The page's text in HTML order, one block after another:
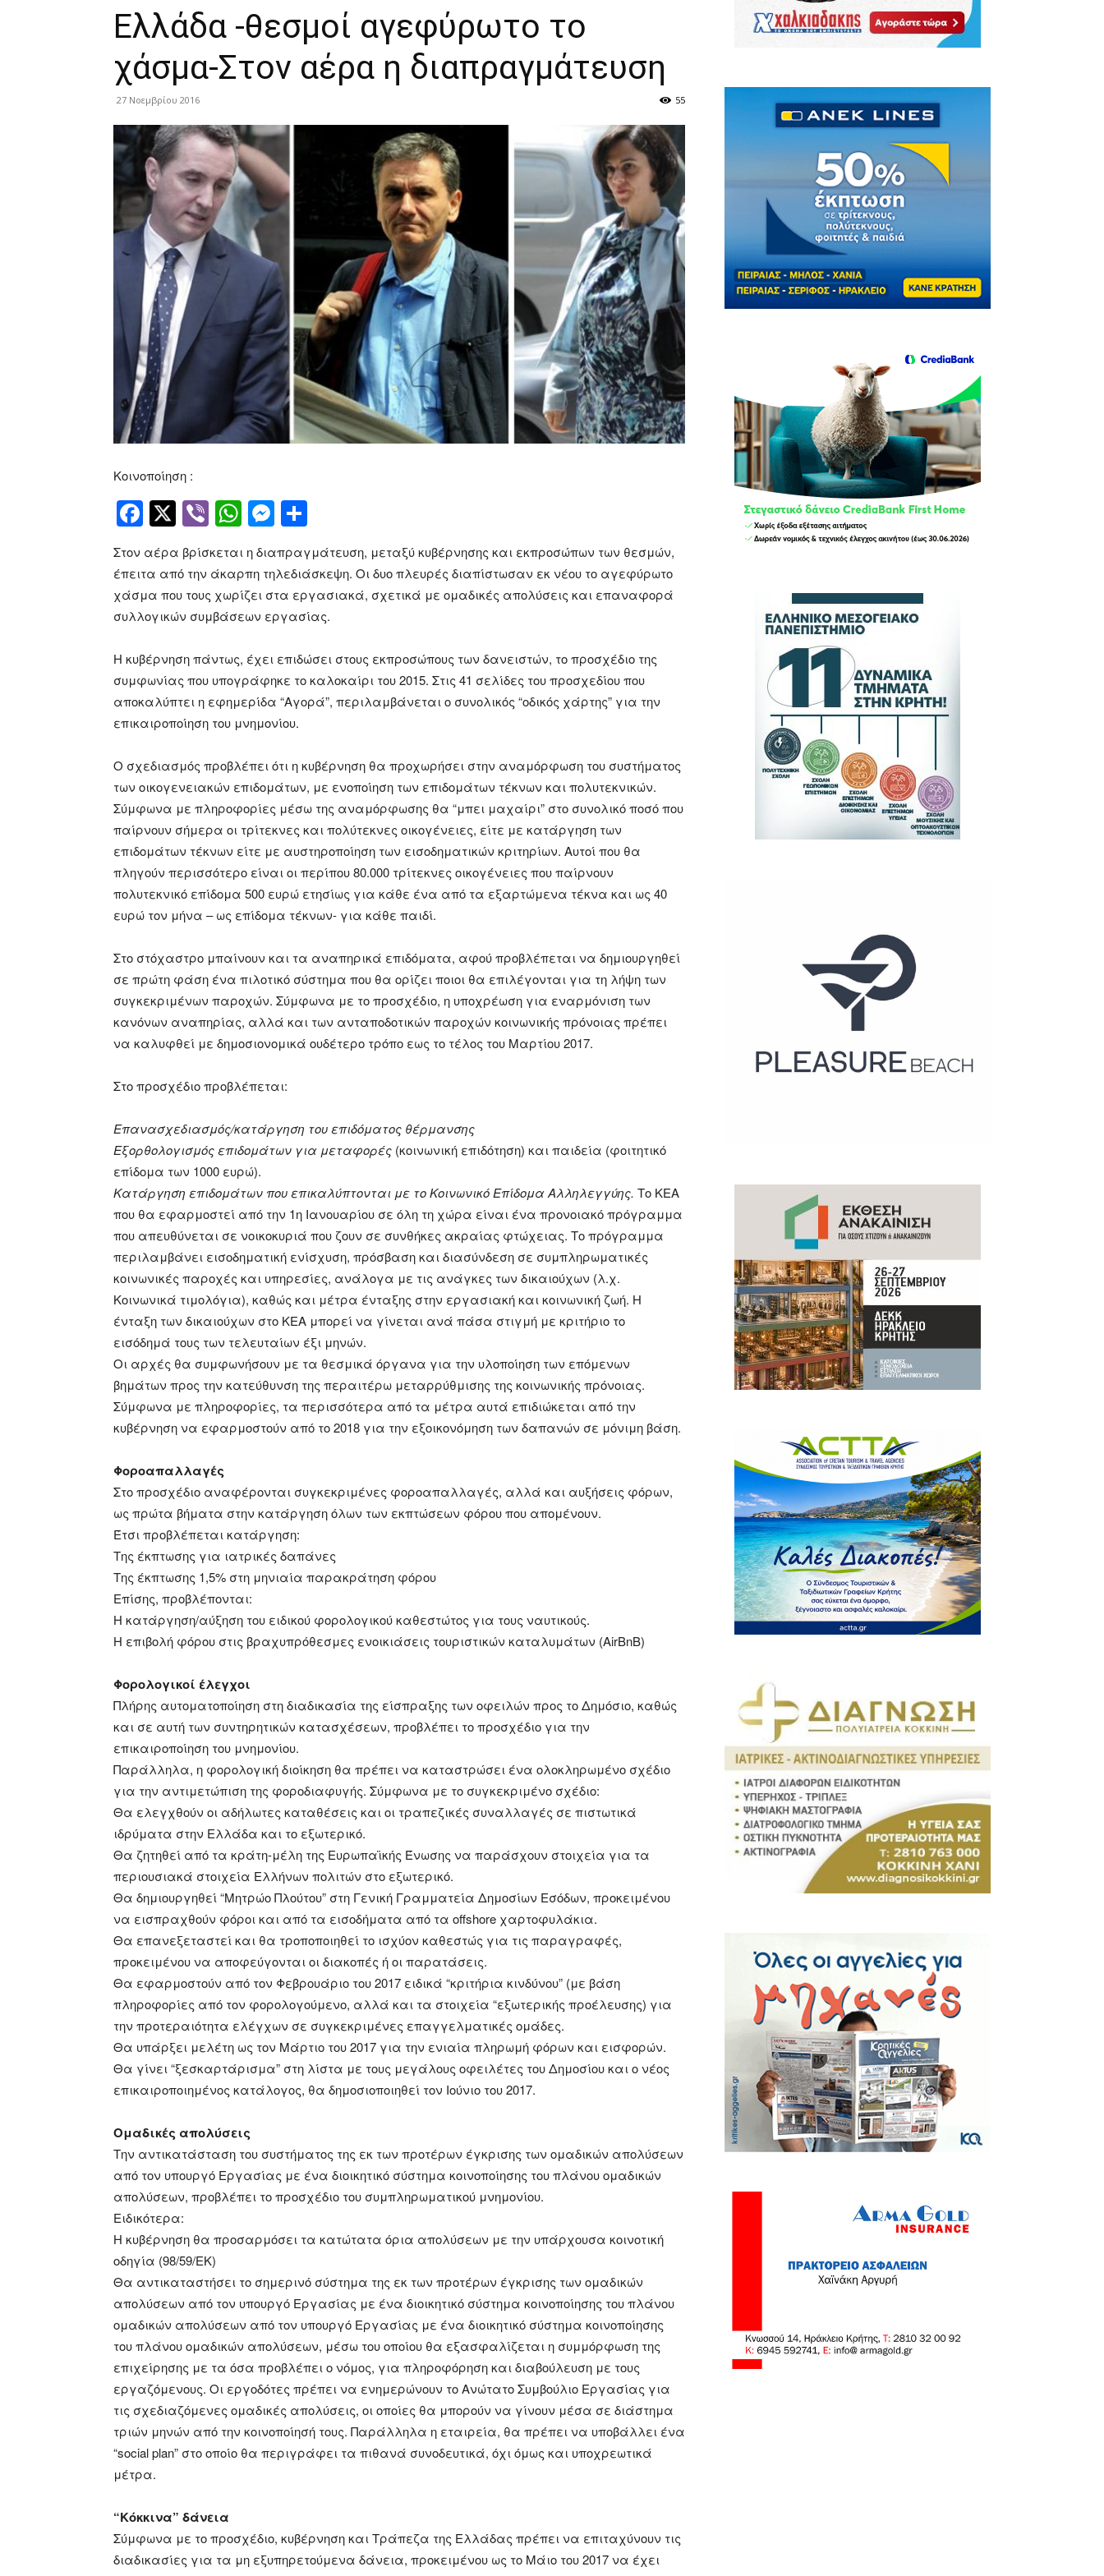
Ελλάδα -θεσμοί αγεφύρωτο το
χάσμα-Στον αέρα η διαπραγμάτευση
27 Νοεμβρίου 2016 55
Κοινοποίηση :
Facebook
Twitter
ViberWhatsApp
Messenger
Στον αέρα βρίσκεται η διαπραγμάτευση, μεταξύ κυβέρνησης και εκπροσώπων των θεσμών,
έπειτα από την άκαρπη τηλεδιάσκεψη. Οι δυο πλευρές διαπίστωσαν εκ νέου το αγεφύρωτο
χάσμα που τους χωρίζει στα εργασιακά, σχετικά με ομαδικές απολύσεις και επαναφορά
συλλογικών συμβάσεων εργασίας.
Η κυβέρνηση πάντως, έχει επιδώσει στους εκπροσώπους των δανειστών, το προσχέδιο της
συμφωνίας που υπογράφηκε το καλοκαίρι του 2015. Στις 41 σελίδες του προσχεδίου που
αποκαλύπτει η εφημερίδα “Αγορά”, περιλαμβάνεται ο συνολικός “οδικός χάρτης” για την
επικαιροποίηση του μνημονίου.
Ο σχεδιασμός προβλέπει ότι η κυβέρνηση θα προχωρήσει στην αναμόρφωση του συστήματος
των οικογενειακών επιδομάτων, με ενοποίηση των επιδομάτων τέκνων και πολυτεκνικών.
Σύμφωνα με πληροφορίες μέσω της αναμόρφωσης θα “μπει μαχαίρι” στο συνολικό ποσό που
παίρνουν σήμερα οι τρίτεκνες και πολύτεκνες οικογένειες, είτε με κατάργηση των
επιδομάτων τέκνων είτε με αυστηροποίηση των εισοδηματικών κριτηρίων. Αυτοί που θα
πληγούν περισσότερο είναι οι περίπου 80.000 τρίτεκνες οικογένειες που παίρνουν
πολυτεκνικό επίδομα 500 ευρώ ετησίως για κάθε ένα από τα εξαρτώμενα τέκνα και ως 40
ευρώ τον μήνα – ως επίδομα τέκνων- για κάθε παιδί.
Στο στόχαστρο μπαίνουν και τα αναπηρικά επιδόματα, αφού προβλέπεται να δημιουργηθεί
σε πρώτη φάση ένα πιλοτικό σύστημα που θα ορίζει ποιοι θα επιλέγονται για τη λήψη των
συγκεκριμένων παροχών. Σύμφωνα με το προσχέδιο, η υποχρέωση για εναρμόνιση των
κανόνων αναπηρίας, αλλά και των ανταποδοτικών παροχών κοινωνικής πρόνοιας πρέπει
να καλυφθεί με δημοσιονομικά ουδέτερο τρόπο εως το τέλος του Μαρτίου 2017.
Στο προσχέδιο προβλέπεται:
Επανασχεδιασμός/κατάργηση του επιδόματος θέρμανσης
Εξορθολογισμός επιδομάτων για μεταφορές (κοινωνική επιδότηση) και παιδεία (φοιτητικό
επίδομα των 1000 ευρώ).
Κατάργηση επιδομάτων που επικαλύπτονται με το Κοινωνικό Επίδομα Αλληλεγγύης. Το ΚΕΑ
που θα εφαρμοστεί από την 1η Ιανουαρίου σε όλη τη χώρα είναι ένα προνοιακό πρόγραμμα
που απευθύνεται σε νοικοκυριά που ζουν σε συνθήκες ακραίας φτώχειας. Το πρόγραμμα
περιλαμβάνει εισοδηματική ενίσχυση, πρόσβαση και διασύνδεση σε συμπληρωματικές
κοινωνικές παροχές και υπηρεσίες, ανάλογα με τις ανάγκες των δικαιούχων (λ.χ.
Κοινωνικά τιμολόγια), καθώς και μέτρα ένταξης στην εργασιακή και κοινωνική ζωή. Η
ένταξη των δικαιούχων στο ΚΕΑ μπορεί να γίνεται ανά πάσα στιγμή με κριτήριο το
εισόδημά τους των τελευταίων έξι μηνών.
Οι αρχές θα συμφωνήσουν με τα θεσμικά όργανα για την υλοποίηση των επόμενων
βημάτων προς την κατεύθυνση της περαιτέρω μεταρρύθμισης της κοινωνικής πρόνοιας.
Σύμφωνα με πληροφορίες, τα περισσότερα από τα μέτρα αυτά επιδιώκεται από την
κυβέρνηση να εφαρμοστούν από το 2018 για την εξοικονόμηση των δαπανών σε μόνιμη βάση.
Φοροαπαλλαγές
Στο προσχέδιο αναφέρονται συγκεκριμένες φοροαπαλλαγές, αλλά και αυξήσεις φόρων,
ως πρώτα βήματα στην κατάργηση όλων των εκπτώσεων φόρου που απομένουν.
Έτσι προβλέπεται κατάργηση:
Της έκπτωσης για ιατρικές δαπάνες
Της έκπτωσης 1,5% στη μηνιαία παρακράτηση φόρου
Επίσης, προβλέπονται:
Η κατάργηση/αύξηση του ειδικού φορολογικού καθεστώτος για τους ναυτικούς.
Η επιβολή φόρου στις βραχυπρόθεσμες ενοικιάσεις τουριστικών καταλυμάτων (AirBnB)
Φορολογικοί έλεγχοι
Πλήρης αυτοματοποίηση στη διαδικασία της είσπραξης των οφειλών προς το Δημόσιο, καθώς
και σε αυτή των συντηρητικών κατασχέσεων, προβλέπει το προσχέδιο για την
επικαιροποίηση του μνημονίου.
Παράλληλα, η φορολογική διοίκηση θα πρέπει να καταστρώσει ένα ολοκληρωμένο σχέδιο
για την αντιμετώπιση της φοροδιαφυγής. Σύμφωνα με το συγκεκριμένο σχέδιο:
Θα ελεγχθούν οι αδήλωτες καταθέσεις και οι τραπεζικές συναλλαγές σε πιστωτικά
ιδρύματα στην Ελλάδα και το εξωτερικό.
Θα ζητηθεί από τα κράτη-μέλη της Ευρωπαϊκής Ένωσης να παράσχουν στοιχεία για τα
περιουσιακά στοιχεία Ελλήνων πολιτών στο εξωτερικό.
Θα δημιουργηθεί “Μητρώο Πλούτου” στη Γενική Γραμματεία Δημοσίων Εσόδων, προκειμένου
να εισπραχθούν φόροι και από τα εισοδήματα από τα offshore χαρτοφυλάκια.
Θα επανεξεταστεί και θα τροποποιηθεί το ισχύον καθεστώς για τις παραγραφές,
προκειμένου να αποφεύγονται οι διακοπές ή οι παρατάσεις.
Θα εφαρμοστούν από τον Φεβρουάριο του 2017 ειδικά “κριτήρια κινδύνου” (με βάση
πληροφορίες από τον φορολογούμενο, αλλά και τα στοιχεία “εξωτερικής προέλευσης) για
την προτεραιότητα ελέγχων σε συγκεκριμένες επαγγελματικές ομάδες.
Θα υπάρξει μελέτη ως τον Μάρτιο του 2017 για την ενιαία πληρωμή φόρων και εισφορών.
Θα γίνει “ξεσκαρτάρισμα” στη λίστα με τους μεγάλους οφειλέτες του Δημοσίου και ο νέος
επικαιροποιημένος κατάλογος, θα δημοσιοποιηθεί τον Ιούνιο του 2017.
Ομαδικές απολύσεις
Την αντικατάσταση του συστήματος της εκ των προτέρων έγκρισης των ομαδικών απολύσεων
από τον υπουργό Εργασίας με ένα διοικητικό σύστημα κοινοποίησης του πλάνου ομαδικών
απολύσεων, προβλέπει το προσχέδιο του συμπληρωματικού μνημονίου.
Ειδικότερα:
Η κυβέρνηση θα προσαρμόσει τα κατώτατα όρια απολύσεων με την υπάρχουσα κοινοτική
οδηγία (98/59/ΕΚ)
Θα αντικαταστήσει το σημερινό σύστημα της εκ των προτέρων έγκρισης των ομαδικών
απολύσεων από τον υπουργό Εργασίας με ένα διοικητικό σύστημα κοινοποίησης του πλάνου
ομαδικών απολύσεων από τον υπουργό Εργασίας με ένα διοικητικό σύστημα κοινοποίησης
του πλάνου ομαδικών απολύσεων, μέσω του οποίου θα εξασφαλίζεται η συμμόρφωση της
επιχείρησης με τα όσα προβλέπει ο νόμος, για πληροφόρηση και διαβούλευση με τους
εργαζόμενους. Οι εργοδότες πρέπει να ενημερώνουν το Ανώτατο Συμβούλιο Εργασίας για
τις σχεδιαζόμενες ομαδικές απολύσεις, οι οποίες θα μπορούν να γίνουν μέσα σε διάστημα
τριών μηνών από την κοινοποίησή τους. Παράλληλα η εταιρεία, θα πρέπει να υποβάλλει ένα
“social plan” στο οποίο θα περιγράφει τα πιθανά συνοδευτικά, όχι όμως και υποχρεωτικά
μέτρα.
“Κόκκινα” δάνεια
Σύμφωνα με το προσχέδιο, κυβέρνηση και Τράπεζα της Ελλάδας πρέπει να επιταχύνουν τις
διαδικασίες για τα μη εξυπηρετούμενα δάνεια, προκειμένου ως το Μάιο του 2017 να έχει